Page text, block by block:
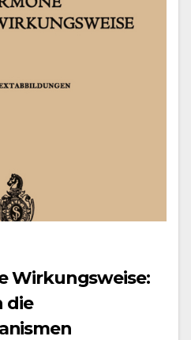
Wirkungsweise:
die